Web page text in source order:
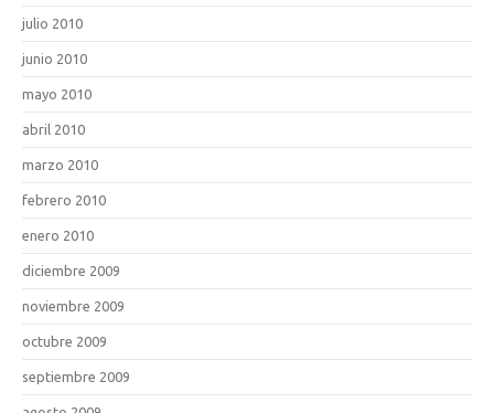
julio 2010
junio 2010
mayo 2010
abril 2010
marzo 2010
febrero 2010
enero 2010
diciembre 2009
noviembre 2009
octubre 2009
septiembre 2009